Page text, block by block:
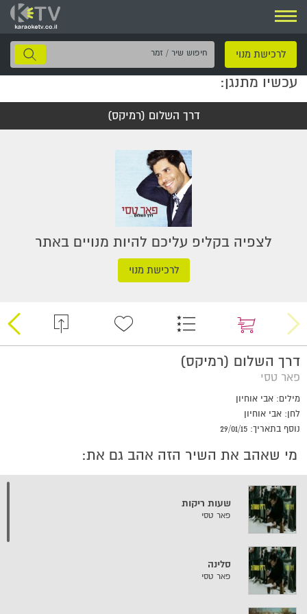
ניווט
לרכישת מנוי
חיפוש
שיר
עכשיו מתנגן:
דרך השלום (רמיקס)
לצפיה בקליפ עליכם להיות מנויים באתר
לרכישת מנוי
דרך השלום (רמיקס)
פאר טסי
מילים: אבי אוחיון
לחן: אבי אוחיון
נוסף בתאריך: 29/01/15
מי שאהב את השיר הזה אהב גם את:
שעות ריקות
פאר טסי
סלינה
פאר טסי